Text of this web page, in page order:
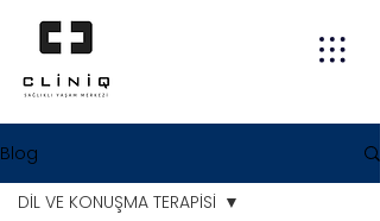
Blog
DİL VE KONUŞMA TERAPİSİ